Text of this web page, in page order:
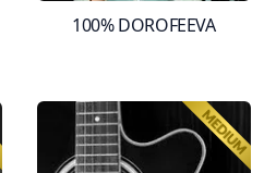
100% DOROFEEVA